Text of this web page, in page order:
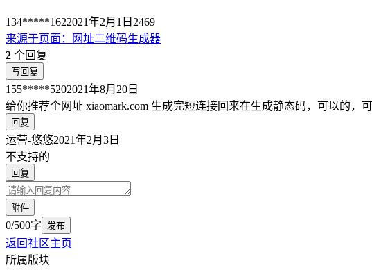
134*****1622021年2月1日 2469
来源于页面 ：
网址二维码生成器
2 个回复
写回复
155*****5202021年8月20日
给你推荐个网址 xiaomark.com 生成完短连接回来在生成静态码，可以的，
回复
运营-悠悠2021年2月3日
不支持的
回复
附件
0/500字 发布
返回社区主页
所属版块